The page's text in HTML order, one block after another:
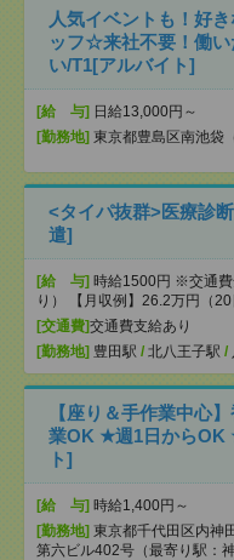
人気イベントも！好
ッフ☆来社不要！働
い/T1[アルバイト]
[給 与] 日給13,000円～
[勤務地] 東京都豊島区南池袋
<タイパ抜群>医療診
遣]
[給 与] 時給1500円 ※交通
り） 【月収例】26.2万円（20
[交通費]交通費支給あり
[勤務地] 豊田駅 / 北八王子駅 /
【座り＆手作業中心
業OK ★週1日からOK
ト]
[給 与] 時給1,400円～
[勤務地] 東京都千代田区内神
第六ビル402号（最寄り駅：神